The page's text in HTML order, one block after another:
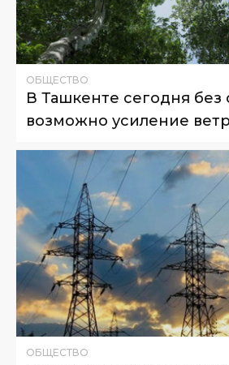
ОБЩЕСТВО
В Ташкенте сегодня без
возможно усиление
ОБЩЕСТВО